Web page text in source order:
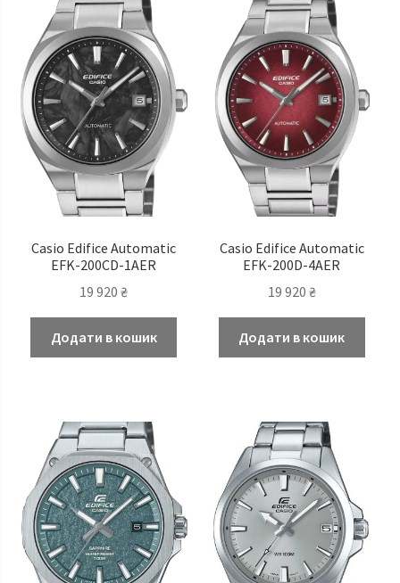
Casio Edifice Automatic
EFK-200CD-1AER
19 920₴
Додати в кошик
Casio Edifice Automatic
EFK-200D-4AER
19 920 ₴
Додати в кошик